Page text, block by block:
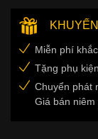
Miễn phí
Tặng phụ
Chuyển phát
Giá bán niêm